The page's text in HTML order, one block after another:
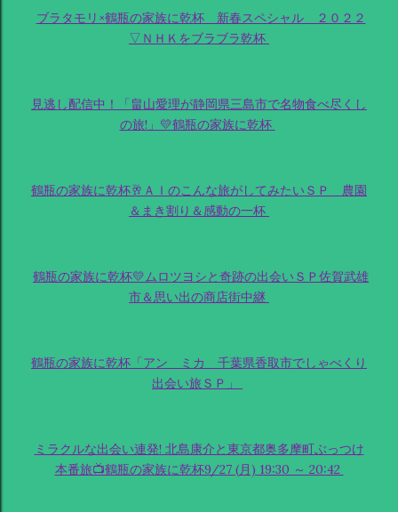
ブラタモリ×鶴瓶の家族に乾杯 新春スペシャル ２０２２
▽ＮＨＫをブラブラ乾杯
見逃し配信中！「畠山愛理が静岡県三島市で名物食べ尽くし
の旅!」💛鶴瓶の家族に乾杯
鶴瓶の家族に乾杯🥂ＡＩのこんな旅がしてみたいＳＰ 農園
＆まき割り＆感動の一杯
鶴瓶の家族に乾杯💛ムロツヨシと奇跡の出会いＳＰ佐賀武雄
市＆思い出の商店街中継
鶴瓶の家族に乾杯「アン ミカ 千葉県香取市でしゃべくり
出会い旅ＳＰ」
ミラクルな出会い連発! 北島康介と東京都奥多摩町ぶっつけ
本番旅📺鶴瓶の家族に乾杯9/27 (月) 19:30 ～ 20:42